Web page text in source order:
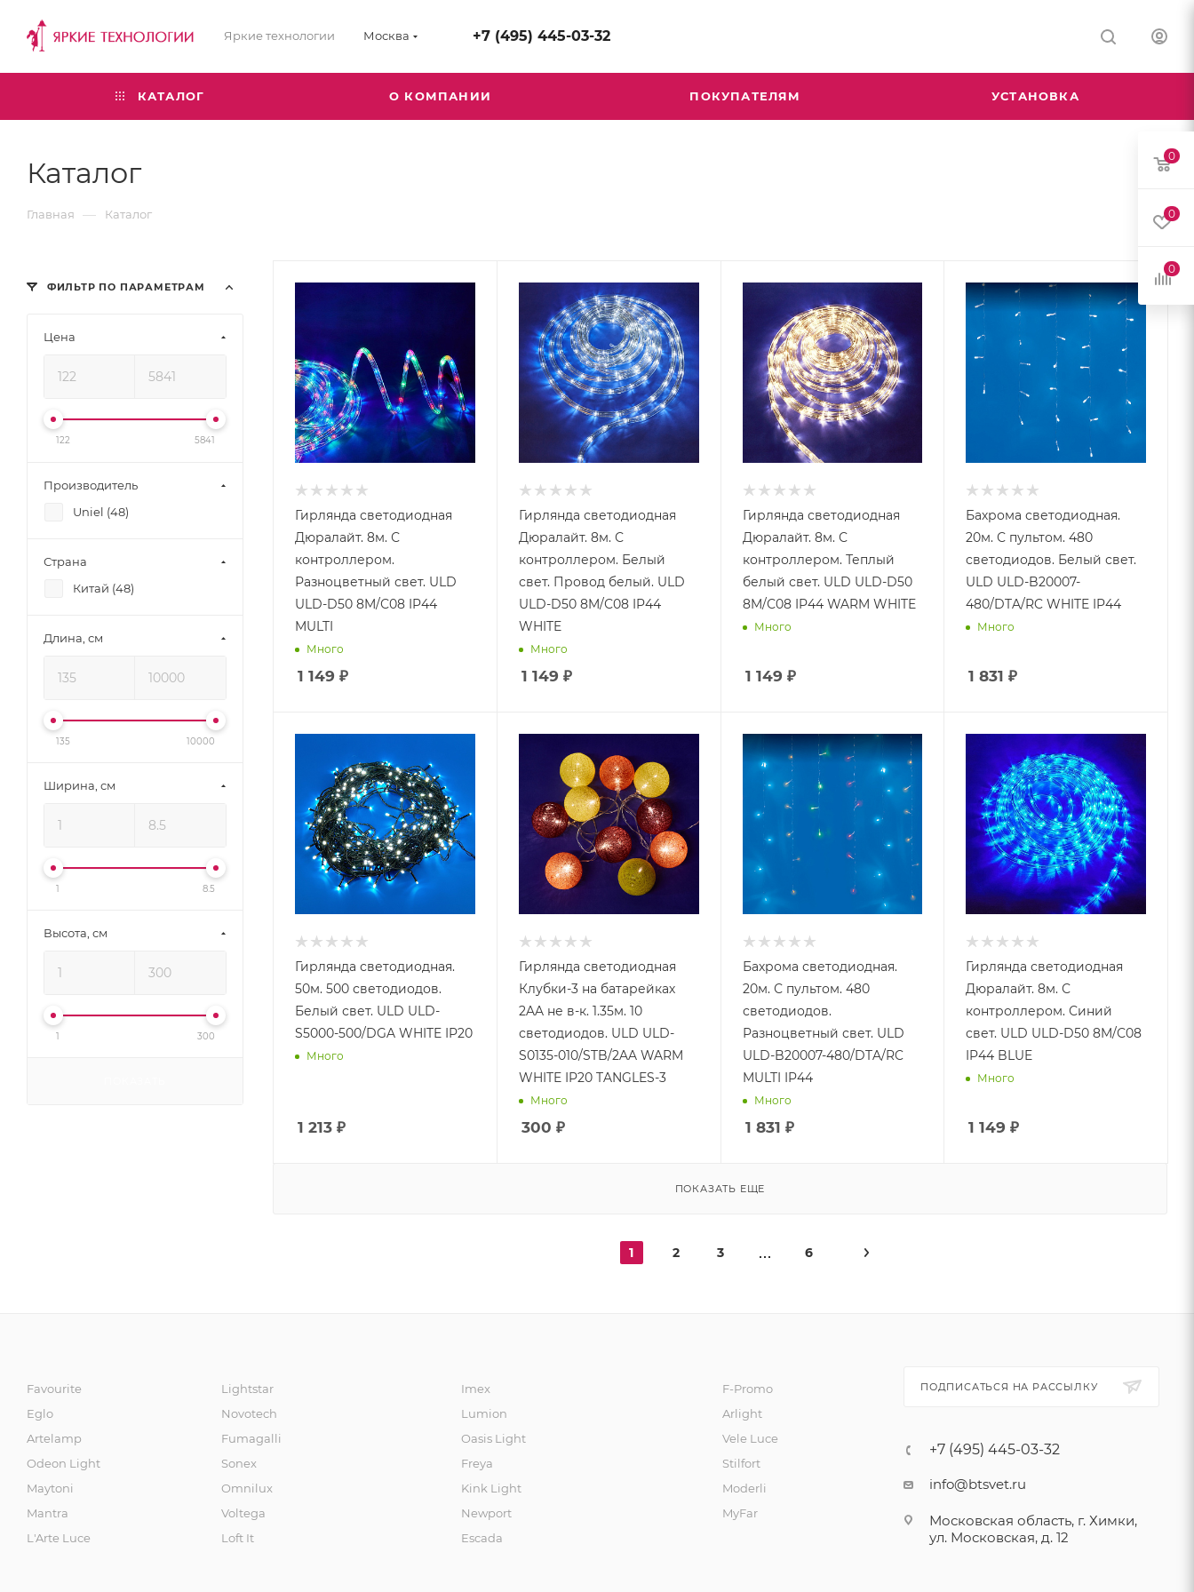
Яркие технологии Москва +7 (495) 445-03-32
КАТАЛОГ О КОМПАНИИ ПОКУПАТЕЛЯМ УСТАНОВКА
Каталог
Главная — Каталог
ФИЛЬТР ПО ПАРАМЕТРАМ
Цена
122 5841
Производитель
Uniel (48)
Страна
Китай (48)
Длина, см
135 10000
Ширина, см
1 8.5
Высота, см
1 300
Гирлянда светодиодная
Дюралайт. 8м. С
контроллером.
Разноцветный свет. ULD
ULD-D50 8M/С08 IP44
MULTI
Много
1 149 ₽
Гирлянда светодиодная
Дюралайт. 8м. С
контроллером. Белый
свет. Провод белый. ULD
ULD-D50 8M/С08 IP44
WHITE
Много
1 149 ₽
Гирлянда светодиодная
Дюралайт. 8м. С
контроллером. Теплый
белый свет. ULD ULD-D50
8M/С08 IP44 WARM WHITE
Много
1 149 ₽
Бахрома светодиодная.
20м. С пультом. 480
светодиодов. Белый свет.
ULD ULD-B20007-
480/DTA/RC WHITE IP44
Много
1 831 ₽
Гирлянда светодиодная.
50м. 500 светодиодов.
Белый свет. ULD ULD-
S5000-500/DGA WHITE IP20
Много
1 213 ₽
Гирлянда светодиодная
Клубки-3 на батарейках
2AA не в-к. 1.35м. 10
светодиодов. ULD ULD-
S0135-010/STB/2AA WARM
WHITE IP20 TANGLES-3
Много
300 ₽
Бахрома светодиодная.
20м. С пультом. 480
светодиодов.
Разноцветный свет. ULD
ULD-B20007-480/DTA/RC
MULTI IP44
Много
1 831 ₽
Гирлянда светодиодная
Дюралайт. 8м. С
контроллером. Синий
свет. ULD ULD-D50 8M/С08
IP44 BLUE
Много
1 149 ₽
ПОКАЗАТЬ ЕЩЕ
1 2 3 6
Favourite
Eglo
Artelamp
Odeon Light
Maytoni
Mantra
L'Arte Luce
Lightstar
Novotech
Fumagalli
Sonex
Omnilux
Voltega
Loft It
Imex
Lumion
Oasis Light
Freya
Kink Light
Newport
Escada
F-Promo
Arlight
Vele Luce
Stilfort
Moderli
MyFar
ПОДПИСАТЬСЯ НА РАССЫЛКУ
+7 (495) 445-03-32
info@btsvet.ru
Московская область, г. Химки,
ул. Московская, д. 12
0
0
0